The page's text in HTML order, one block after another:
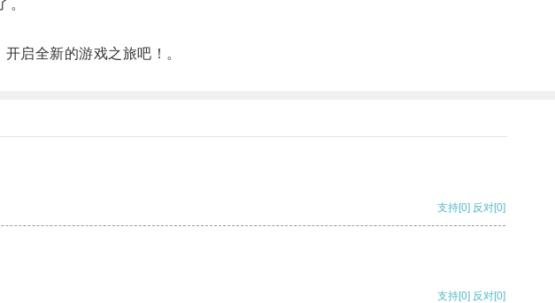
。
启全新的游戏之旅吧！。
支持[0] 反对[0]
支持[0] 反对[0]